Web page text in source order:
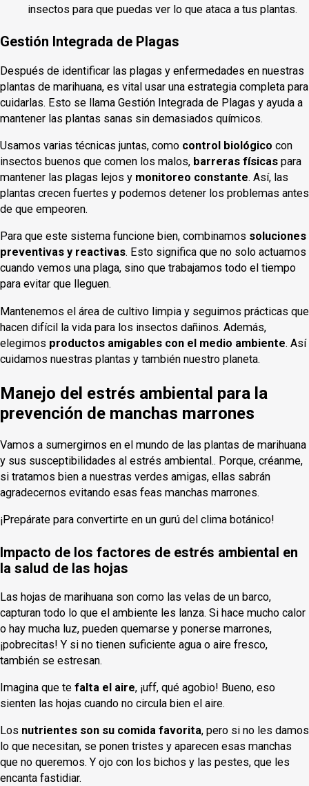
insectos para que puedas ver lo que ataca a tus plantas.
Gestión Integrada de Plagas
Después de identificar las plagas y enfermedades en nuestras
plantas de marihuana, es vital usar una estrategia completa para
cuidarlas. Esto se llama Gestión Integrada de Plagas y ayuda a
mantener las plantas sanas sin demasiados químicos.
Usamos varias técnicas juntas, como control biológico con
insectos buenos que comen los malos, barreras físicas para
mantener las plagas lejos y monitoreo constante. Así, las
plantas crecen fuertes y podemos detener los problemas antes
de que empeoren.
Para que este sistema funcione bien, combinamos soluciones
preventivas y reactivas. Esto significa que no solo actuamos
cuando vemos una plaga, sino que trabajamos todo el tiempo
para evitar que lleguen.
Mantenemos el área de cultivo limpia y seguimos prácticas que
hacen difícil la vida para los insectos dañinos. Además,
elegimos productos amigables con el medio ambiente. Así
cuidamos nuestras plantas y también nuestro planeta.
Manejo del estrés ambiental para la
prevención de manchas marrones
Vamos a sumergirnos en el mundo de las plantas de marihuana
y sus susceptibilidades al estrés ambiental.. Porque, créanme,
si tratamos bien a nuestras verdes amigas, ellas sabrán
agradecernos evitando esas feas manchas marrones.
¡Prepárate para convertirte en un gurú del clima botánico!
Impacto de los factores de estrés ambiental en
la salud de las hojas
Las hojas de marihuana son como las velas de un barco,
capturan todo lo que el ambiente les lanza. Si hace mucho calor
o hay mucha luz, pueden quemarse y ponerse marrones,
¡pobrecitas! Y si no tienen suficiente agua o aire fresco,
también se estresan.
Imagina que te falta el aire, ¡uff, qué agobio! Bueno, eso
sienten las hojas cuando no circula bien el aire.
Los nutrientes son su comida favorita, pero si no les damos
lo que necesitan, se ponen tristes y aparecen esas manchas
que no queremos. Y ojo con los bichos y las pestes, que les
encanta fastidiar.